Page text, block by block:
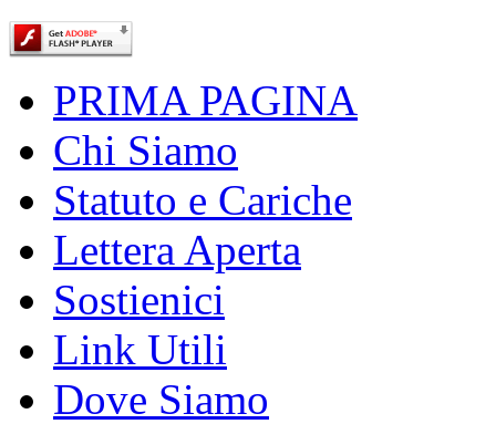
PRIMA PAGINA
Chi Siamo
Statuto e Cariche
Lettera Aperta
Sostienici
Link Utili
Dove Siamo